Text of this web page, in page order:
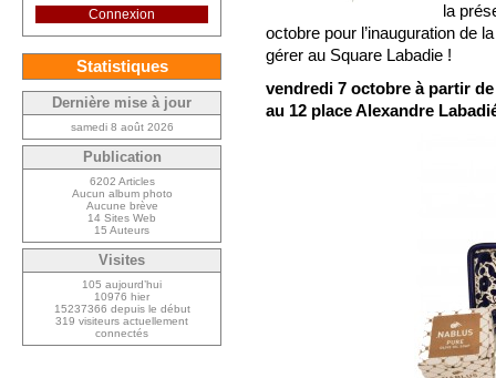
la
octobre pour l’inauguration de
gérer au Square Labadie !
vendredi 7 octobre à partir de
au 12 place Alexandre
Connexion
Statistiques
Dernière mise à jour
samedi 8 août 2026
Publication
6202 Articles
Aucun album photo
Aucune brève
14 Sites Web
15 Auteurs
Visites
105 aujourd’hui
10976 hier
15237366 depuis le début
319 visiteurs actuellement
connectés